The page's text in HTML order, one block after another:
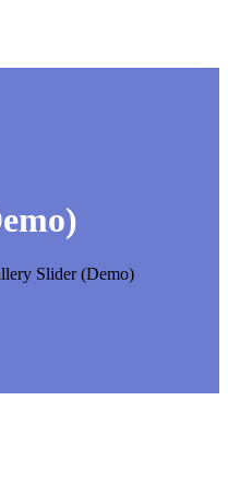
Slider (Demo)